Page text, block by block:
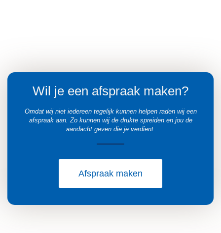
Wil je een afspraak maken?
Omdat wij niet iedereen tegelijk kunnen helpen raden wij een
afspraak aan. Zo kunnen wij de drukte spreiden en jou de
aandacht geven die je verdient.
Afspraak maken